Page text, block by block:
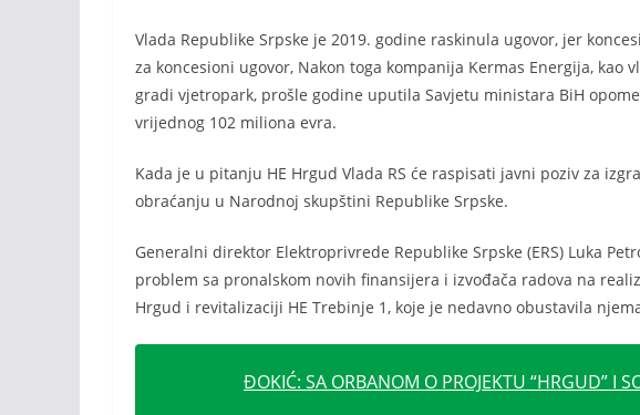
Vlada Republike Srpske je 2019. godine raskinula ugovor, jer
za koncesioni ugovor, Nakon toga kompanija Kermas Energija, kao
gradi vjetropark, prošle godine uputila Savjetu ministara BiH
vrijednog 102 miliona evra.
Kada je u pitanju HE Hrgud Vlada RS će raspisati javni poziv za
obraćanju u Narodnoj skupštini Republike Srpske.
Generalni direktor Elektroprivrede Republike Srpske (ERS) Luka
problem sa pronalskom novih finansijera i izvođača radova na
Hrgud i revitalizaciji HE Trebinje 1, koje je nedavno obustavila
ĐOKIĆ: SA ORBANOM O PROJEKTU “HRGUD” I